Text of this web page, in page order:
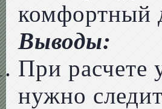
комфортный
Выводы:
При расчете
нужно